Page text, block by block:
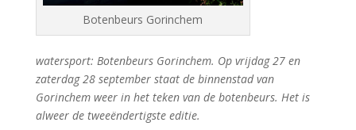
Botenbeurs Gorinchem
watersport: Botenbeurs Gorinchem. Op vrijdag 27 en
zaterdag 28 september staat de binnenstad van
Gorinchem weer in het teken van de botenbeurs. Het is
alweer de tweeëndertigste editie.